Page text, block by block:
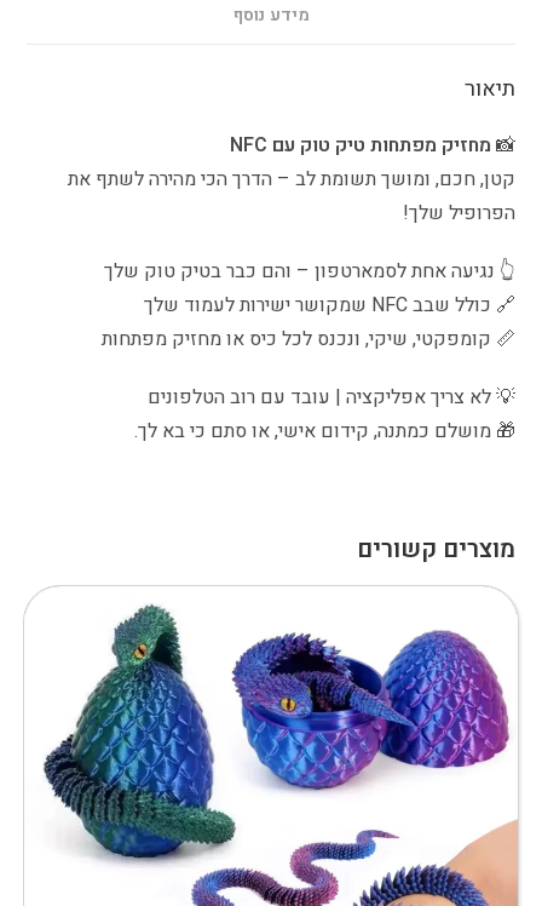
מידע נוסף
תיאור
📸 מחזיק מפתחות טיק טוק עם NFC
קטן, חכם, ומושך תשומת לב – הדרך הכי מהירה לשתף את
הפרופיל שלך!
👆 נגיעה אחת לסמארטפון – והם כבר בטיק טוק שלך
🔗 כולל שבב NFC שמקושר ישירות לעמוד שלך
📏 קומפקטי, שיקי, ונכנס לכל כיס או מחזיק מפתחות
💡 לא צריך אפליקציה | עובד עם רוב הטלפונים
🎁 מושלם כמתנה, קידום אישי, או סתם כי בא לך.
מוצרים קשורים